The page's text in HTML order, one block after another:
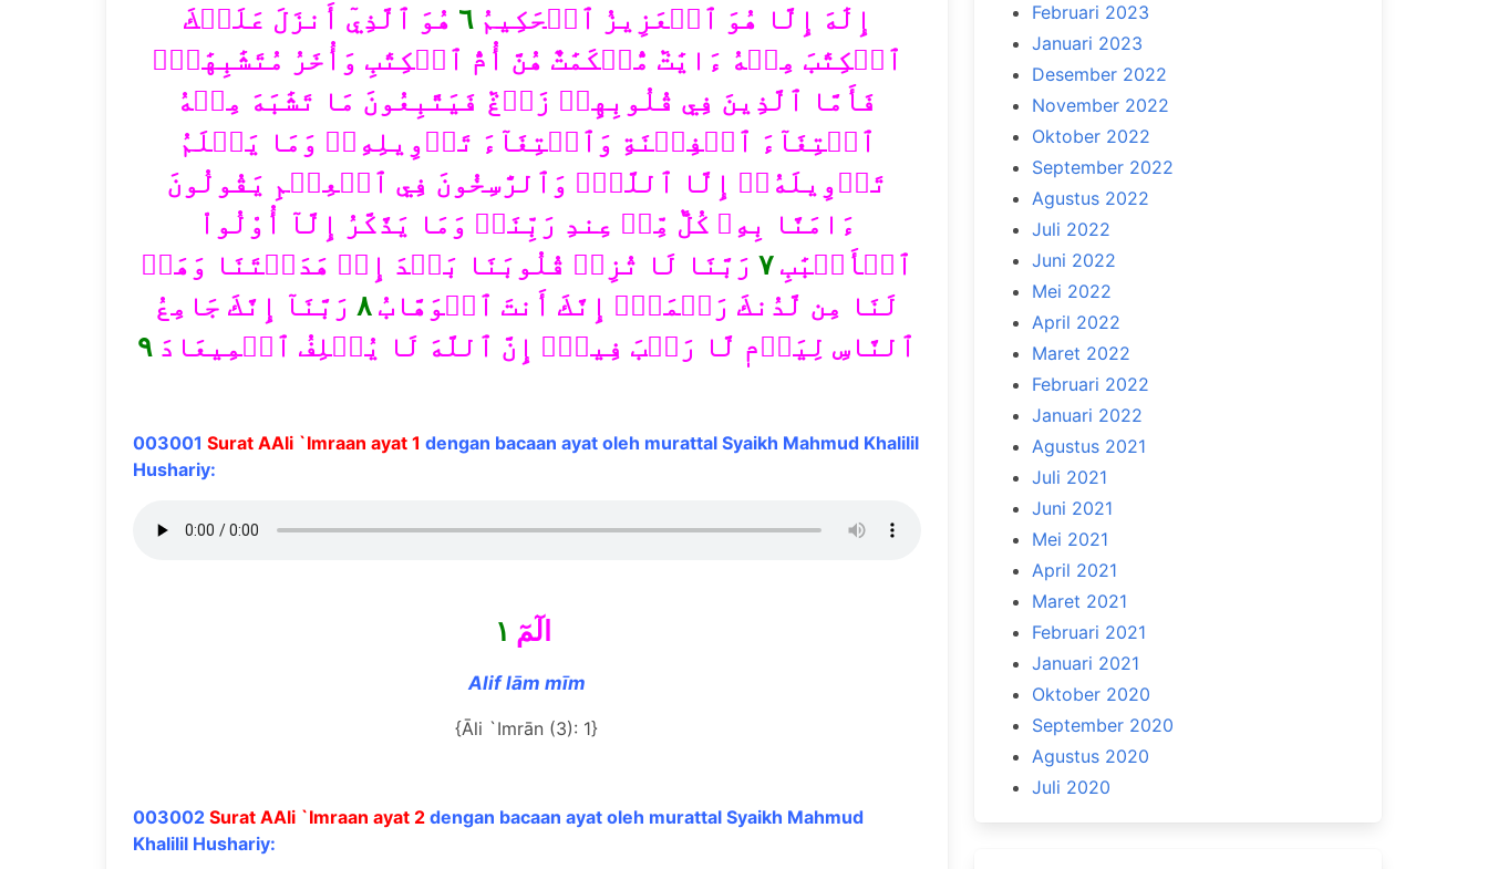
إِلَٰهَ إِلَّا هُوَ ٱلۡعَزِيزُ ٱلۡحَكِيمُ٦ هُوَ ٱلَّذِيٓ أَنزَلَ عَلَيۡكَ
ٱلۡكِتَٰبَ مِنۡهُ ءَايَٰتٞ مُّحۡكَمَٰتٌ هُنَّ أُمُّ ٱلۡكِتَٰبِ وَأُخَرُ مُتَشَٰبِهَٰتٞۖ
فَأَمَّا ٱلَّذِينَ فِي قُلُوبِهِمۡ زَيۡغٞ فَيَتَّبِعُونَ مَا تَشَٰبَهَ مِنۡهُ
ٱبۡتِغَآءَ ٱلۡفِتۡنَةِ وَٱبۡتِغَآءَ تَأۡوِيلِهِۦۖ وَمَا يَعۡلَمُ
تَأۡوِيلَهُۥٓ إِلَّا ٱللَّهُۗ وَٱلرَّٰسِخُونَ فِي ٱلۡعِلۡمِ يَقُولُونَ
ءَامَنَّا بِهِۦ كُلّٞ مِّنۡ عِندِ رَبِّنَاۗ وَمَا يَذَّكَّرُ إِلَّآ أُوْلُواْ
ٱلۡأَلۡبَٰبِ٧رَبَّنَا لَا تُزِغۡ قُلُوبَنَا بَعۡدَ إِذۡ هَدَيۡتَنَا وَهَبۡ
لَنَا مِن لَّدُنكَ رَحۡمَةًۚ إِنَّكَ أَنتَ ٱلۡوَهَّابُ٨رَبَّنَآ إِنَّكَ جَامِعُ
ٱلنَّاسِ لِيَوۡمٖ لَّا رَيۡبَ فِيهِۚ إِنَّ ٱللَّهَ لَا يُخۡلِفُ ٱلۡمِيعَادَ٩
003001 Surat AAli `Imraan ayat 1 dengan bacaan ayat oleh murattal Syaikh Mahmud Khalilil
Hushariy:
الٓمٓ ١
Alif lām mīm
{Āli `Imrān (3): 1}
003002 Surat AAli `Imraan ayat 2 dengan bacaan ayat oleh murattal Syaikh Mahmud
Khalilil Hushariy:
Februari 2023
Januari 2023
Desember 2022
November 2022
Oktober 2022
September 2022
Agustus 2022
Juli 2022
Juni 2022
Mei 2022
April 2022
Maret 2022
Februari 2022
Januari 2022
Agustus 2021
Juli 2021
Juni 2021
Mei 2021
April 2021
Maret 2021
Februari 2021
Januari 2021
Oktober 2020
September 2020
Agustus 2020
Juli 2020